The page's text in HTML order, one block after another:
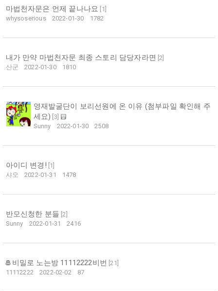
마법천자문은 언제 끝나나요 1
whysoserious
2022-01-30 1782
내가 만약 마법천자문 최종 스토리 담당자라면 [2
산군
2022-01-30 1810
영재발굴단이 보리선원에 온 이유 (첨부파일 확인해 주
세요) 3
Sunny
2022-01-30 2508
아이디 변경! 1
샤오
2022-01-31 1478
반모신청한 분들 [2
Sunny
2022-01-31 2416
비밀로 노는방 11112222비번 [21
11112222
2022-02-02 87